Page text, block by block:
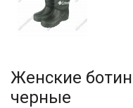
Женские
черные